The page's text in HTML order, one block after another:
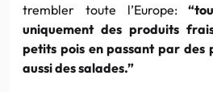
trembler toute l’Europe:
uniquement des produits
petits pois en passant par des
aussi des salades.”